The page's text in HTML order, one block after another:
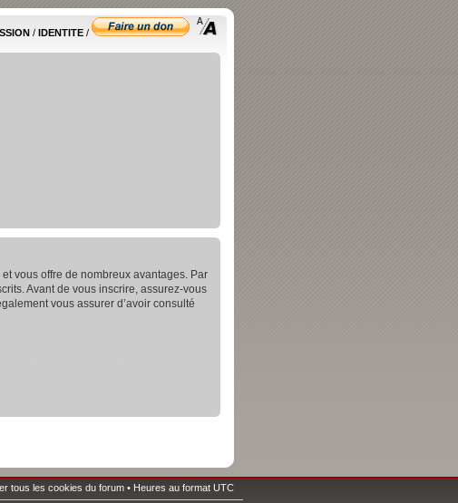
/ IDENTITE /
vous offre de nombreux avantages. Par
Avant de vous inscrire, assurez-vous
vous assurer d’avoir consulté
tous les cookies du forum • Heures au format UTC